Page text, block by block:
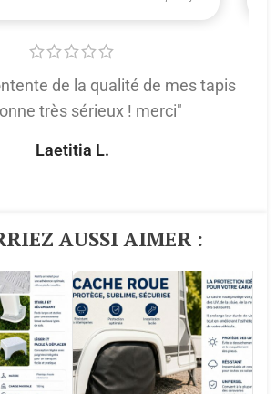
de la qualité de mes tapis
très sérieux ! merci"
Laetitia L.
AUSSI AIMER :​